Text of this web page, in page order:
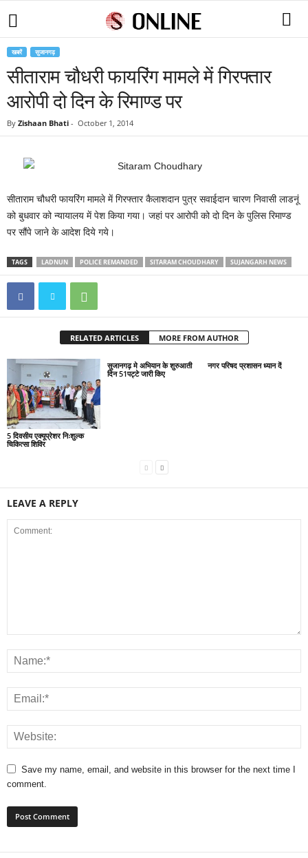
खबरें सुजानगढ़
सीताराम चौधरी फायरिंग मामले में गिरफ्तार
आरोपी दो दिन के रिमाण्ड पर
By Zishaan Bhati - October 1, 2014
सीताराम चौधरी फायरिंग मामले में गिरफ्तार कैलाशदान पुत्र सवाईदान चारण निवासी लाडनूं
को बुधवार को न्यायालय में पेश किया गया। जहां पर आरोपी को दो दिन के पुलिस रिमाण्ड
पर सौंपे जाने के आदेश दिये गये।
TAGS LADNUN POLICE REMANDED SITARAM CHOUDHARY SUJANGARH NEWS
RELATED ARTICLES MORE FROM AUTHOR
5 दिवसीय एक्यूप्रेशर निःशुल्क
चिकित्सा शिविर
सुजानगढ़ मे अभियान के शुरुआती
दिन 51पट्टे जारी किए
नगर परिषद प्रशासन ध्यान दें
LEAVE A REPLY
Save my name, email, and website in this browser for the next time I
comment.